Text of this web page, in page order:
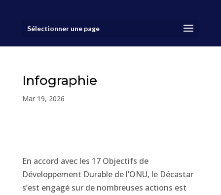
Sélectionner une page
Infographie
Mar 19, 2026
En accord avec les 17 Objectifs de
Développement Durable de l’ONU, le Décastar
s’est engagé sur de nombreuses actions est